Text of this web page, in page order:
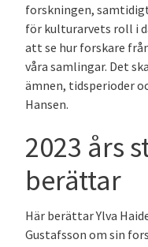
forskningen,
för kulturarvets roll i
att se hur forskare
våra samlingar. Det
ämnen, tidsperioder
Hansen.
2023 års
berättar
Här berättar Ylva
Gustafsson om sin